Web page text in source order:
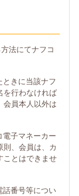
法にてナフコ
きに当該ナフ
を行わなければ
会員本人以外は
子マネーカー
則、会員は、カ
ことはできませ
話番号等につい